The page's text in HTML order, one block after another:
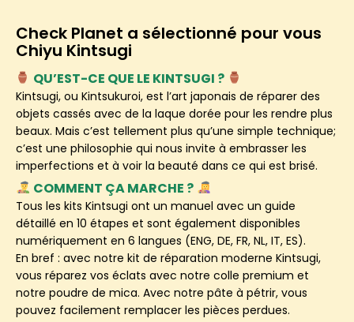
Check Planet a sélectionné pour vous
Chiyu Kintsugi
QU’EST-CE QUE LE KINTSUGI ?
Kintsugi, ou Kintsukuroi, est l’art japonais de réparer des
objets cassés avec de la laque dorée pour les rendre plus
beaux. Mais c’est tellement plus qu’une simple technique;
c’est une philosophie qui nous invite à embrasser les
imperfections et à voir la beauté dans ce qui est brisé.
COMMENT ÇA MARCHE ?
Tous les kits Kintsugi ont un manuel avec un guide
détaillé en 10 étapes et sont également disponibles
numériquement en 6 langues (ENG, DE, FR, NL, IT, ES).
En bref : avec notre kit de réparation moderne Kintsugi,
vous réparez vos éclats avec notre colle premium et
notre poudre de mica. Avec notre pâte à pétrir, vous
pouvez facilement remplacer les pièces perdues.